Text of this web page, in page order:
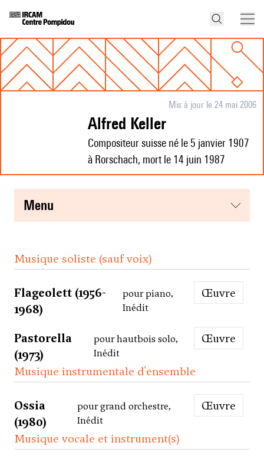
Mis à jour le 24 mai 2006
Alfred Keller
Compositeur suisse né le 5 janvier 1907
à Rorschach, mort le 14 juin 1987
menu
Musique soliste (sauf voix)
Flageolett (1956-
1968)
pour piano,
Inédit
Œuvre
Pastorella
(1973)
pour hautbois solo,
Inédit
Œuvre
Musique instrumentale d'ensemble
Ossia
(1980)
pour grand orchestre,
Inédit
Œuvre
Musique vocale et instrument(s)